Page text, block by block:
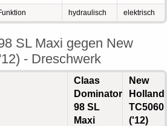
hydraulisch elektrisch
SL Maxi gegen New
- Dreschwerk
Claas
Dominator
98 SL
Maxi
New
Holland
TC5060
('12)